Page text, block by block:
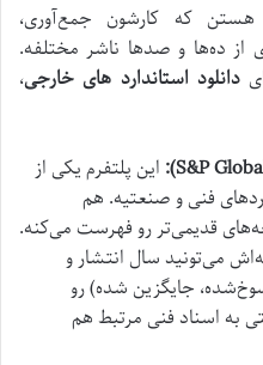
که کارشون جمع‌آوری،
از ده‌ها و صدها ناشر مختلفه.
دانلود استاندارد های خارجی،
این پلتفرم یکی از
فنی و صنعتیه. هم
قدیمی‌تر رو فهرست می‌کنه.
می‌تونید سال انتشار و
جایگزین شده) رو
به اسناد فنی مرتبط هم